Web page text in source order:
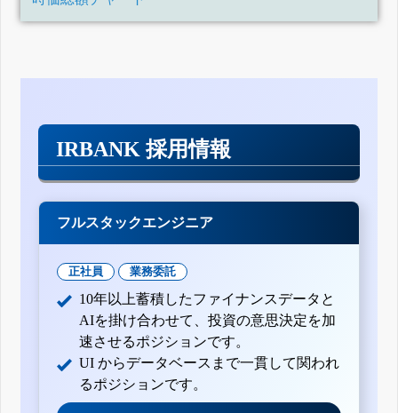
IRBANK 採用情報
フルスタックエンジニア
正社員 業務委託
10年以上蓄積したファイナンスデータと
AIを掛け合わせて、投資の意思決定を加
速させるポジションです。
UI からデータベースまで一貫して関われ
るポジションです。